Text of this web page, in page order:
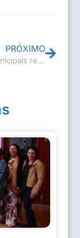
PRÓXIMO
Bibliotecas Municipais reabertas